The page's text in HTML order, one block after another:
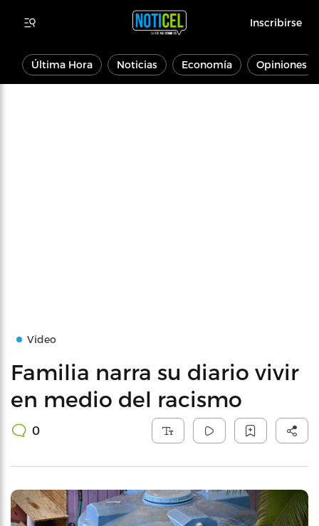
Inscribirse
Última Hora Noticias Economía Opiniones
Video
Familia narra su diario vivir
en medio del racismo
0